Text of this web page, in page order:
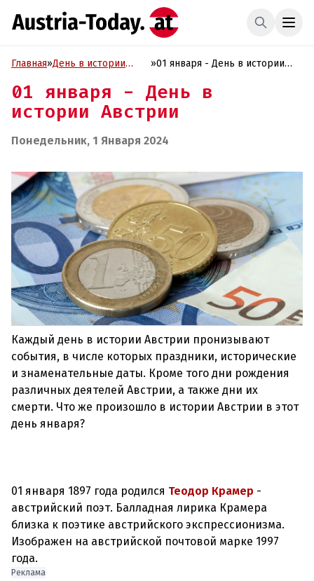
Главная»День в истории
»01 января - День в истории
01 января - День в
истории Австрии
Понедельник, 1 Января 2024
Каждый день в истории Австрии пронизывают
события, в числе которых праздники, исторические
и знаменательные даты. Кроме того дни рождения
различных деятелей Австрии, а также дни их
смерти. Что же произошло в истории Австрии в этот
день января?
01 января 1897 года родился Теодор Крамер -
австрийский поэт. Балладная лирика Крамера
близка к поэтике австрийского экспрессионизма.
Изображен на австрийской почтовой марке 1997
года.
Реклама